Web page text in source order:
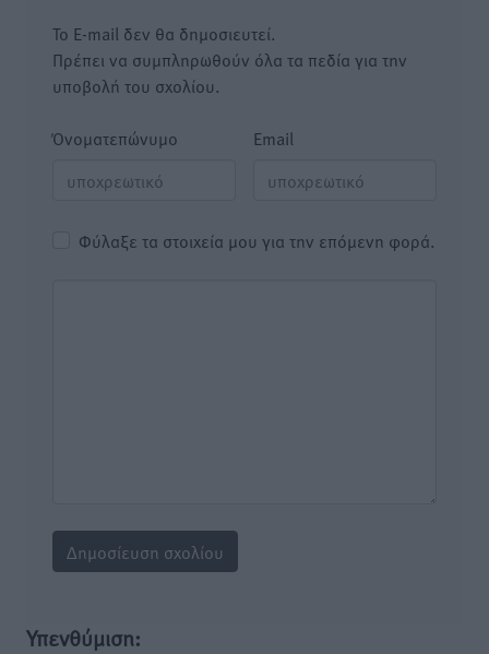
Το E-mail δεν θα δημοσιευτεί.
Πρέπει να συμπληρωθούν όλα τα πεδία για την
υποβολή του σχολίου.
Όνοματεπώνυμο Email
Φύλαξε τα στοιχεία μου για την επόμενη φορά.
Υπενθύμιση: